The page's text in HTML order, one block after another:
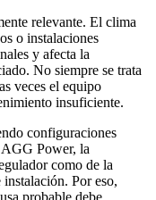
relevante. El clima
o instalaciones
y afecta la
No siempre se trata
veces el equipo
insuficiente.
configuraciones
AGG Power, la
como de la
Por eso,
probable debe